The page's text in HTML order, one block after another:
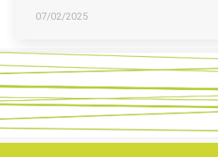
07/02/2025